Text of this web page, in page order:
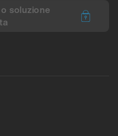
soluzione